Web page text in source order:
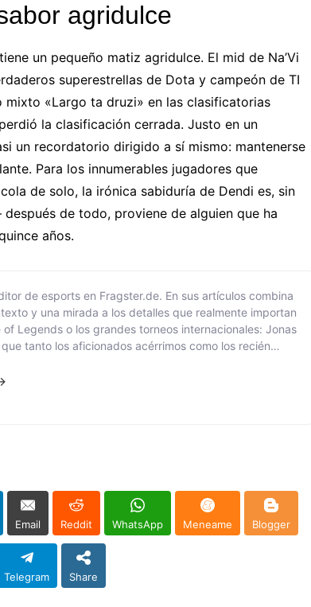
agridulce
un pequeño matiz agridulce. El mid de Na’Vi
superestrellas de Dota y campeón de TI
mixto «Largo ta druzi» en las clasificatorias
la clasificación cerrada. Justo en un
un recordatorio dirigido a sí mismo: mantenerse
Para los innumerables jugadores que
de solo, la irónica sabiduría de Dendi es, sin
de todo, proviene de alguien que ha
años.
de esports en Fragster.de. En sus artículos combina
y una mirada a los detalles que realmente importan
of Legends o los grandes torneos internacionales: Jonas
tanto los aficionados acérrimos como los recién
el objetivo de no solo informar sobre los desarrollos,
Email Reddit WhatsApp Meneame Blogger
Telegram Share